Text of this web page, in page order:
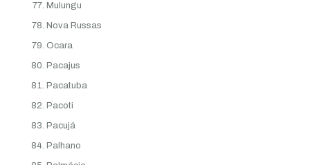
Mulungu
Nova Russas
Ocara
Pacajus
Pacatuba
Pacoti
Pacujá
Palhano